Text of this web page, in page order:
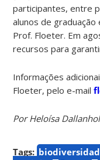
participantes, entre
alunos de graduação
Prof. Floeter. Em
recursos para
Informações
Floeter, pelo e-mail
Por Heloísa
Tags: